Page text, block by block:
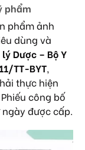
phẩm
phẩm ảnh
dùng và
Dược – Bộ Y
TT-BYT,
thực hiện
Phiếu công bố
ngày được cấp.